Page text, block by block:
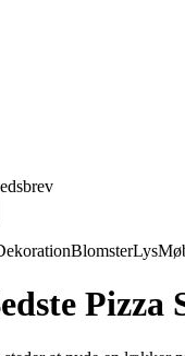
BlomsterLys
Pizza